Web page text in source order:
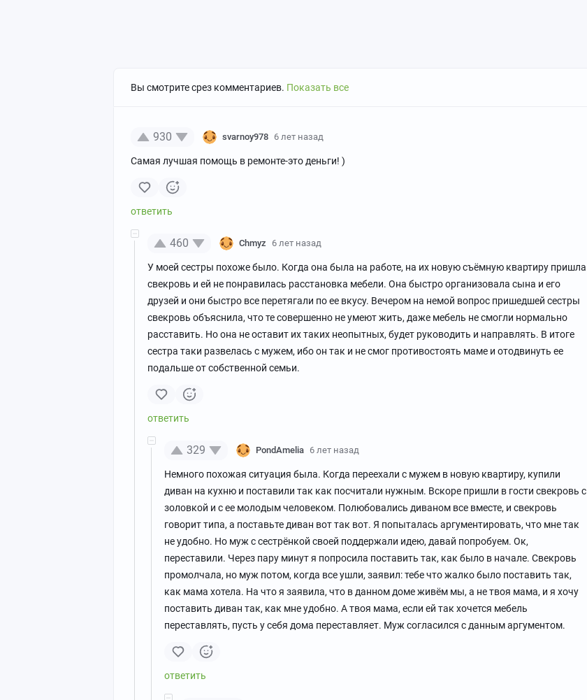
Вы смотрите срез комментариев. Показать все
930 svarnoy978 6 лет назад
Самая лучшая помощь в ремонте-это деньги! )
460 Chmyz 6 лет назад
У моей сестры похоже было. Когда она была на работе, на их новую съёмную квартиру пришла
свекровь и ей не понравилась расстановка мебели. Она быстро организовала сына и его
друзей и они быстро все перетягали по ее вкусу. Вечером на немой вопрос пришедшей сестры
свекровь объяснила, что те совершенно не умеют жить, даже мебель не смогли нормально
расставить. Но она не оставит их таких неопытных, будет руководить и направлять. В итоге
сестра таки развелась с мужем, ибо он так и не смог противостоять маме и отодвинуть ее
подальше от собственной семьи.
329 PondAmelia 6 лет назад
Немного похожая ситуация была. Когда переехали с мужем в новую квартиру, купили
диван на кухню и поставили так как посчитали нужным. Вскоре пришли в гости свекровь с
золовкой и с ее молодым человеком. Полюбовались диваном все вместе, и свекровь
говорит типа, а поставьте диван вот так вот. Я попыталась аргументировать, что мне так
не удобно. Но муж с сестрёнкой своей поддержали идею, давай попробуем. Ок,
переставили. Через пару минут я попросила поставить так, как было в начале. Свекровь
промолчала, но муж потом, когда все ушли, заявил: тебе что жалко было поставить так,
как мама хотела. На что я заявила, что в данном доме живём мы, а не твоя мама, и я хочу
поставить диван так, как мне удобно. А твоя мама, если ей так хочется мебель
переставлять, пусть у себя дома переставляет. Муж согласился с данным аргументом.